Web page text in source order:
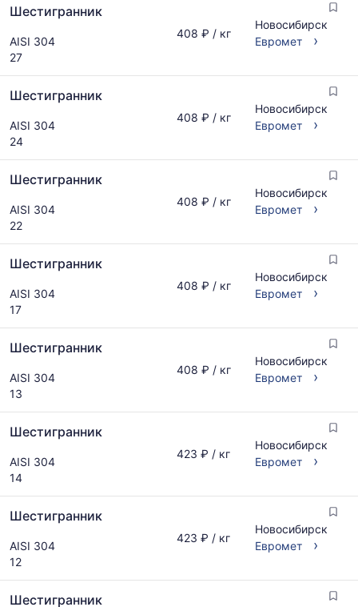
по
обновления
прайс-
Шестигранник
AISI 304
27
408 ₽ / кг
Новосибирск
Евромет
›
Шестигранник
AISI 304
24
408 ₽ / кг
Новосибирск
Евромет
›
Шестигранник
AISI 304
22
408 ₽ / кг
Новосибирск
Евромет
›
Шестигранник
AISI 304
17
408 ₽ / кг
Новосибирск
Евромет
›
Шестигранник
AISI 304
13
408 ₽ / кг
Новосибирск
Евромет
›
Шестигранник
AISI 304
14
423 ₽ / кг
Новосибирск
Евромет
›
Шестигранник
AISI 304
12
423 ₽ / кг
Новосибирск
Евромет
›
Шестигранник